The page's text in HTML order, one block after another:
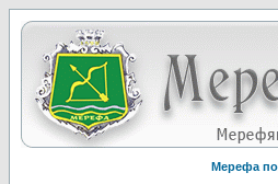
Мерефа